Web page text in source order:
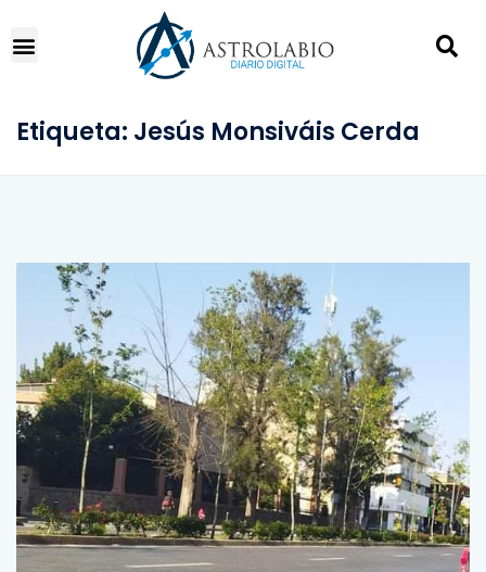
Etiqueta: Jesús Monsiváis Cerda